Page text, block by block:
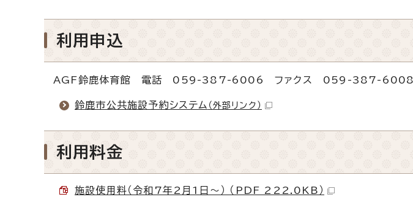
利用申込
AGF鈴鹿体育館 電話 059-387-6006 ファクス 059-387-6008
鈴鹿市公共施設予約システム （外部リンク）
利用料金
施設使用料（令和7年2月1日～） （PDF 222.0KB）